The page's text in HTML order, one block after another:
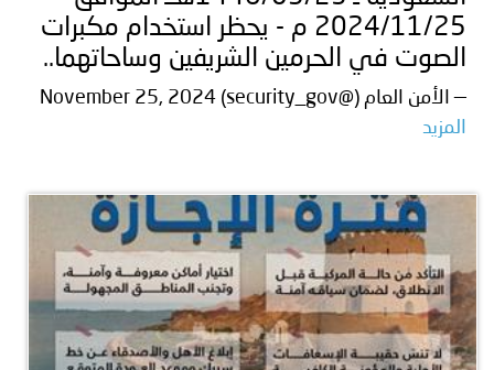
2024/11/25 م - يحظر استخدام مكبرات
الصوت في الحرمين الشريفين وساحاتهما..
— الأمن العام (@security_gov) November 25, 2024
المزيد